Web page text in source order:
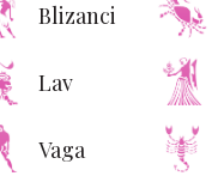
Blizanci
Lav
Vaga